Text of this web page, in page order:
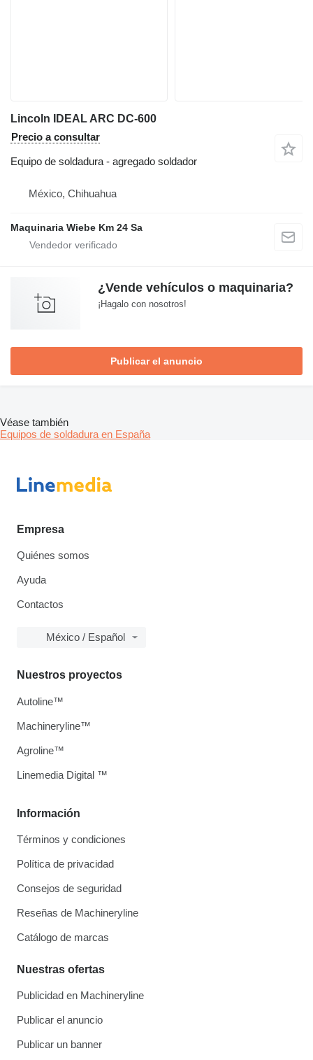
Lincoln IDEAL ARC DC-600
Precio a consultar
Equipo de soldadura - agregado soldador
México, Chihuahua
Maquinaria Wiebe Km 24 Sa
¿Vende vehículos o maquinaria?
¡Hagalo con nosotros!
Publicar el anuncio
Véase también
Equipos de soldadura en España
Empresa
Quiénes somos
Ayuda
Contactos
México / Español
Información
Términos y condiciones
Política de privacidad
Consejos de seguridad
Reseñas de Machineryline
Catálogo de marcas
Nuestras ofertas
Publicidad en Machineryline
Publicar el anuncio
Publicar un banner
Nuestros proyectos
Autoline™
Machineryline™
Agroline™
Linemedia Digital ™